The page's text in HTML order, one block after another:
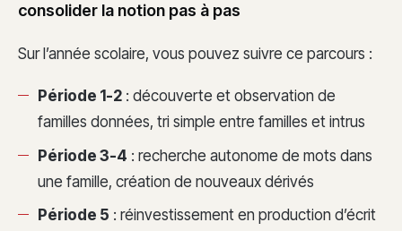
consolider la notion pas à pas
Sur l’année scolaire, vous pouvez suivre ce parcours :
Période 1-2 : découverte et observation de
familles données, tri simple entre familles et intrus
Période 3-4 : recherche autonome de mots dans
une famille, création de nouveaux dérivés
Période 5 : réinvestissement en production d’écrit